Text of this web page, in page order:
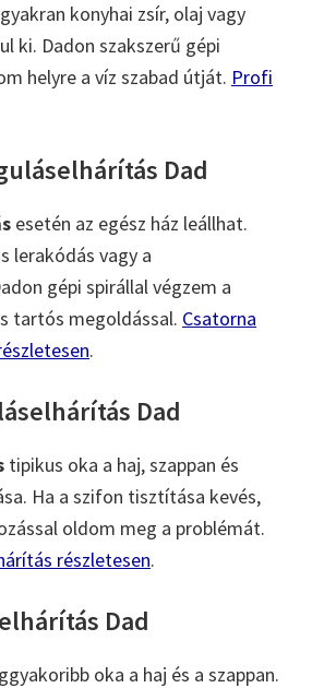
gyakran konyhai zsír, olaj vagy
ki. Dadon szakszerű gépi
helyre a víz szabad útját. Profi
Dad
esetén az egész ház leállhat.
lerakódás vagy a
gépi spirállal végzem a
tartós megoldással. Csatorna
.
Dad
tipikus oka a haj, szappan és
Ha a szifon tisztítása kevés,
oldom meg a problémát.
részletesen.
Dad
oka a haj és a szappan.